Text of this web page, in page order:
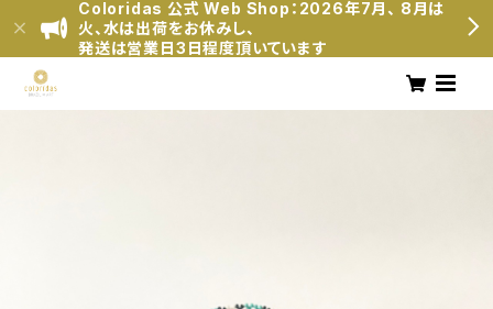
Coloridas 公式 Web Shop：2026年7月、 8月は
火、水は出荷をお休みし、
発送は営業日3日程度頂いています